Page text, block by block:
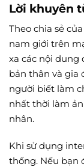
Lời khuyên
Theo chia sẻ
nam giới trên
xa các nội dung
bản thân và gia
người biết làm
nhất thời làm
nhân.
Khi sử dụng
thống. Nếu bạn